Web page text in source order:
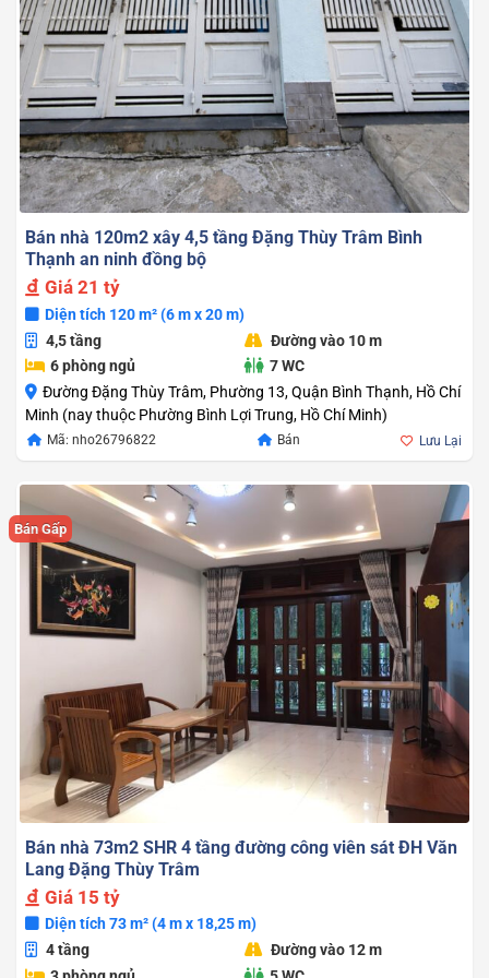
Bán nhà 120m2 xây 4,5 tầng Đặng Thùy Trâm Bình
Thạnh an ninh đồng bộ
Giá 21 tỷ
Diện tích 120 m² (6 m x 20 m)
4,5 tầng
Đường vào 10 m
6 phòng ngủ
7 WC
Đường Đặng Thùy Trâm, Phường 13, Quận Bình Thạnh, Hồ Chí
Minh (nay thuộc Phường Bình Lợi Trung, Hồ Chí Minh)
Mã: nho26796822 Bán Lưu Lại
Bán Gấp
Bán nhà 73m2 SHR 4 tầng đường công viên sát ĐH Văn
Lang Đặng Thùy Trâm
Giá 15 tỷ
Diện tích 73 m² (4 m x 18,25 m)
4 tầng
Đường vào 12 m